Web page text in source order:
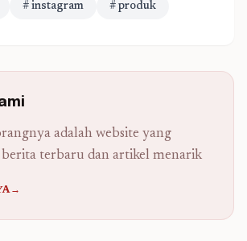
# instagram # produk
adalah website yang
terbaru dan artikel menarik